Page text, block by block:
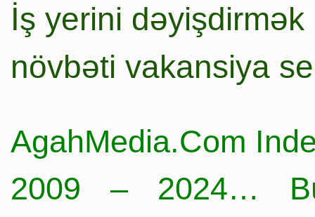
İş yerini
növbəti vakansiya
AgahMedia.Com
2009 – 2024…